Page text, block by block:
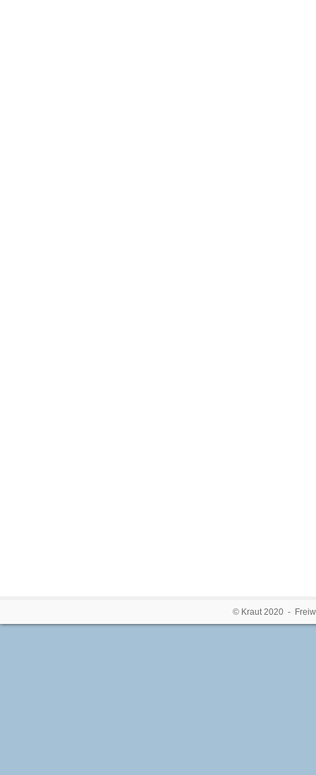
© Kraut 2020 -